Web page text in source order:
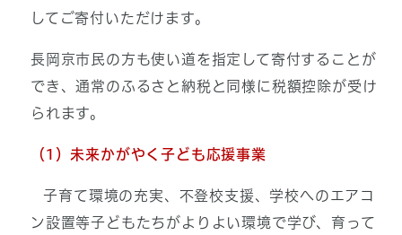
してご寄付いただけます。
長岡京市民の方も使い道を指定して寄付することが
でき、通常のふるさと納税と同様に税額控除が受け
られます。
（1）未来かがやく子ども応援事業
子育て環境の充実、不登校支援、学校へのエアコ
ン設置等子どもたちがよりよい環境で学び、育って